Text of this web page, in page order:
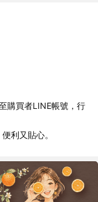
購買者LINE帳號，行
利又貼心。